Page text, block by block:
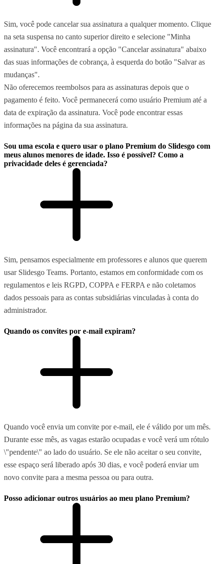
Sim, você pode cancelar sua assinatura a qualquer momento. Clique
na seta suspensa no canto superior direito e selecione "Minha
assinatura". Você encontrará a opção "Cancelar assinatura" abaixo
das suas informações de cobrança, à esquerda do botão "Salvar as
mudanças".
Não oferecemos reembolsos para as assinaturas depois que o
pagamento é feito. Você permanecerá como usuário Premium até a
data de expiração da assinatura. Você pode encontrar essas
informações na página da sua assinatura.
Sou uma escola e quero usar o plano Premium do Slidesgo com
meus alunos menores de idade. Isso é possível? Como a
privacidade deles é gerenciada?
Sim, pensamos especialmente em professores e alunos que querem
usar Slidesgo Teams. Portanto, estamos em conformidade com os
regulamentos e leis RGPD, COPPA e FERPA e não coletamos
dados pessoais para as contas subsidiárias vinculadas à conta do
administrador.
Quando os convites por e-mail expiram?
Quando você envia um convite por e-mail, ele é válido por um mês.
Durante esse mês, as vagas estarão ocupadas e você verá um rótulo
\"pendente\" ao lado do usuário. Se ele não aceitar o seu convite,
esse espaço será liberado após 30 dias, e você poderá enviar um
novo convite para a mesma pessoa ou para outra.
Posso adicionar outros usuários ao meu plano Premium?